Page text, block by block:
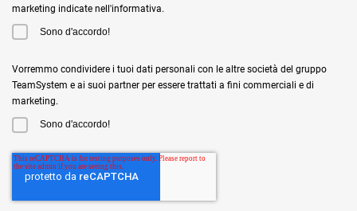
marketing indicate nell'informativa.
Sono d'accordo!
Vorremmo condividere i tuoi dati personali con le altre società del gruppo
TeamSystem e ai suoi partner per essere trattati a fini commerciali e di
marketing.
Sono d'accordo!